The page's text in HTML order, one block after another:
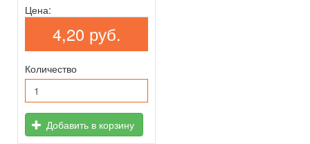
Цена:
4,20 руб.
Количество
Добавить в корзину